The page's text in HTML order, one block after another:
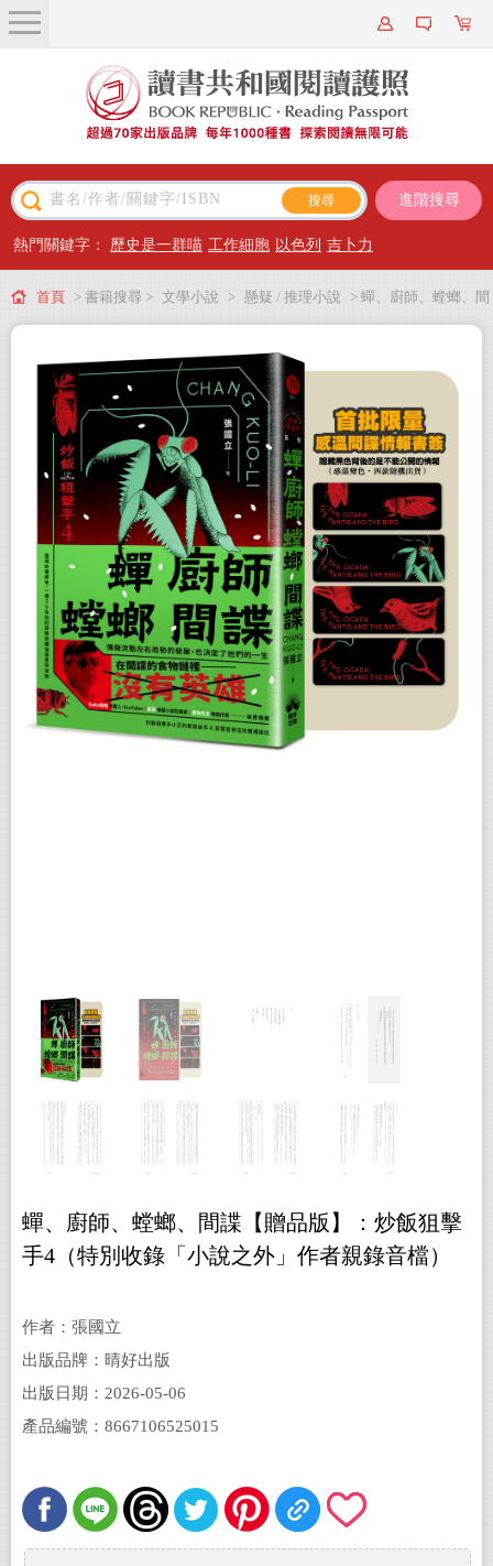
關於我們
近期新書
主題閱讀
出版專區
會員專屬
會員儲值方案
進階搜尋
熱門關鍵字： 歷史是一群喵 工作細胞 以色列 吉卜力
首頁 > 書籍搜尋 > 文學小說 > 懸疑 / 推理小說 > 蟬、廚師、螳螂、間
諜【贈品版】：炒飯狙擊手4（特別收錄「小說之外」作者親錄音檔）
蟬、廚師、螳螂、間諜【贈品版】：炒飯狙擊
手4（特別收錄「小說之外」作者親錄音檔）
作者：張國立
出版品牌：晴好出版
出版日期：2026-05-06
產品編號：8667106525015